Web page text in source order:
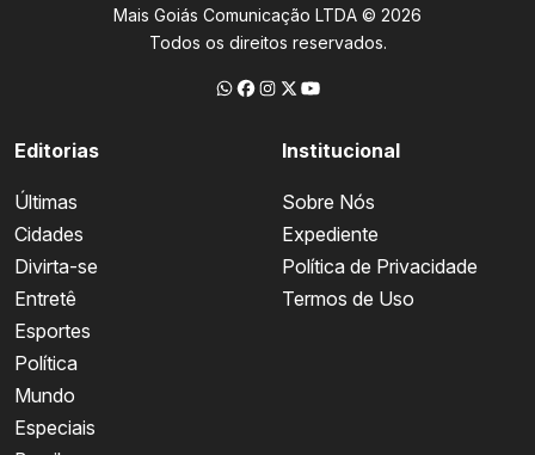
Mais Goiás Comunicação LTDA © 2026
Todos os direitos reservados.
Editorias
Últimas
Cidades
Divirta-se
Entretê
Esportes
Política
Mundo
Especiais
Institucional
Sobre Nós
Expediente
Política de Privacidade
Termos de Uso